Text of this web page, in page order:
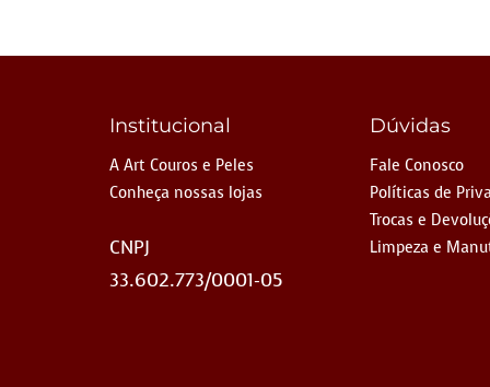
Institucional
A Art Couros e Peles
Conheça nossas lojas
CNPJ
33.602.773/0001-05
Dúvidas
Fale Conosco
Políticas de
Trocas e
Limpeza e